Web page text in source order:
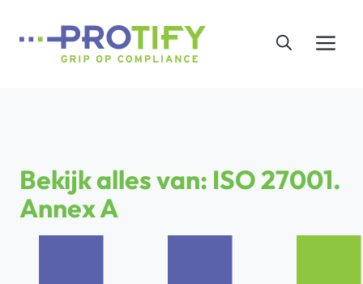
Bekijk alles van: ISO 27001.
Annex A